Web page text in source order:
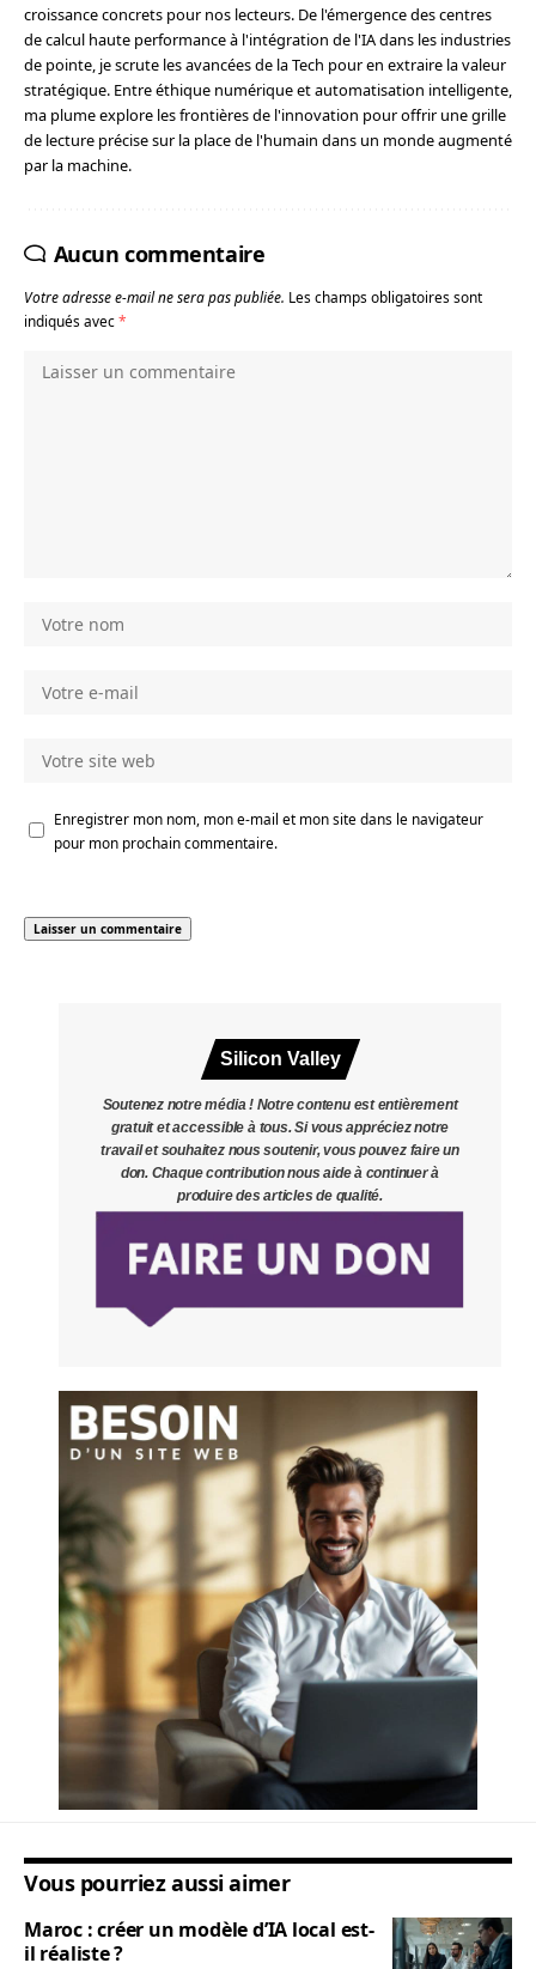
croissance concrets pour nos lecteurs. De l'émergence des centres
de calcul haute performance à l'intégration de l'IA dans les industries
de pointe, je scrute les avancées de la Tech pour en extraire la valeur
stratégique. Entre éthique numérique et automatisation intelligente,
ma plume explore les frontières de l'innovation pour offrir une grille
de lecture précise sur la place de l'humain dans un monde augmenté
par la machine.
Aucun commentaire
Votre adresse e-mail ne sera pas publiée. Les champs obligatoires sont
indiqués avec*
Enregistrer mon nom, mon e-mail et mon site dans le navigateur
pour mon prochain commentaire.
Silicon Valley
Soutenez notre média ! Notre contenu est entièrement
gratuit et accessible à tous. Si vous appréciez notre
travail et souhaitez nous soutenir, vous pouvez faire un
don. Chaque contribution nous aide à continuer à
produire des articles de qualité.
Vous pourriez aussi aimer
Maroc : créer un modèle d’IA local est-
il réaliste ?